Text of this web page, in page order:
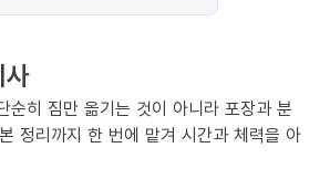
순히 짐만 옮기는 것이 아니라 포장과 분
정리까지 한 번에 맡겨 시간과 체력을 아